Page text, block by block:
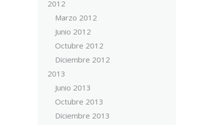
2012
Marzo 2012
Junio 2012
Octubre 2012
Diciembre 2012
2013
Junio 2013
Octubre 2013
Diciembre 2013